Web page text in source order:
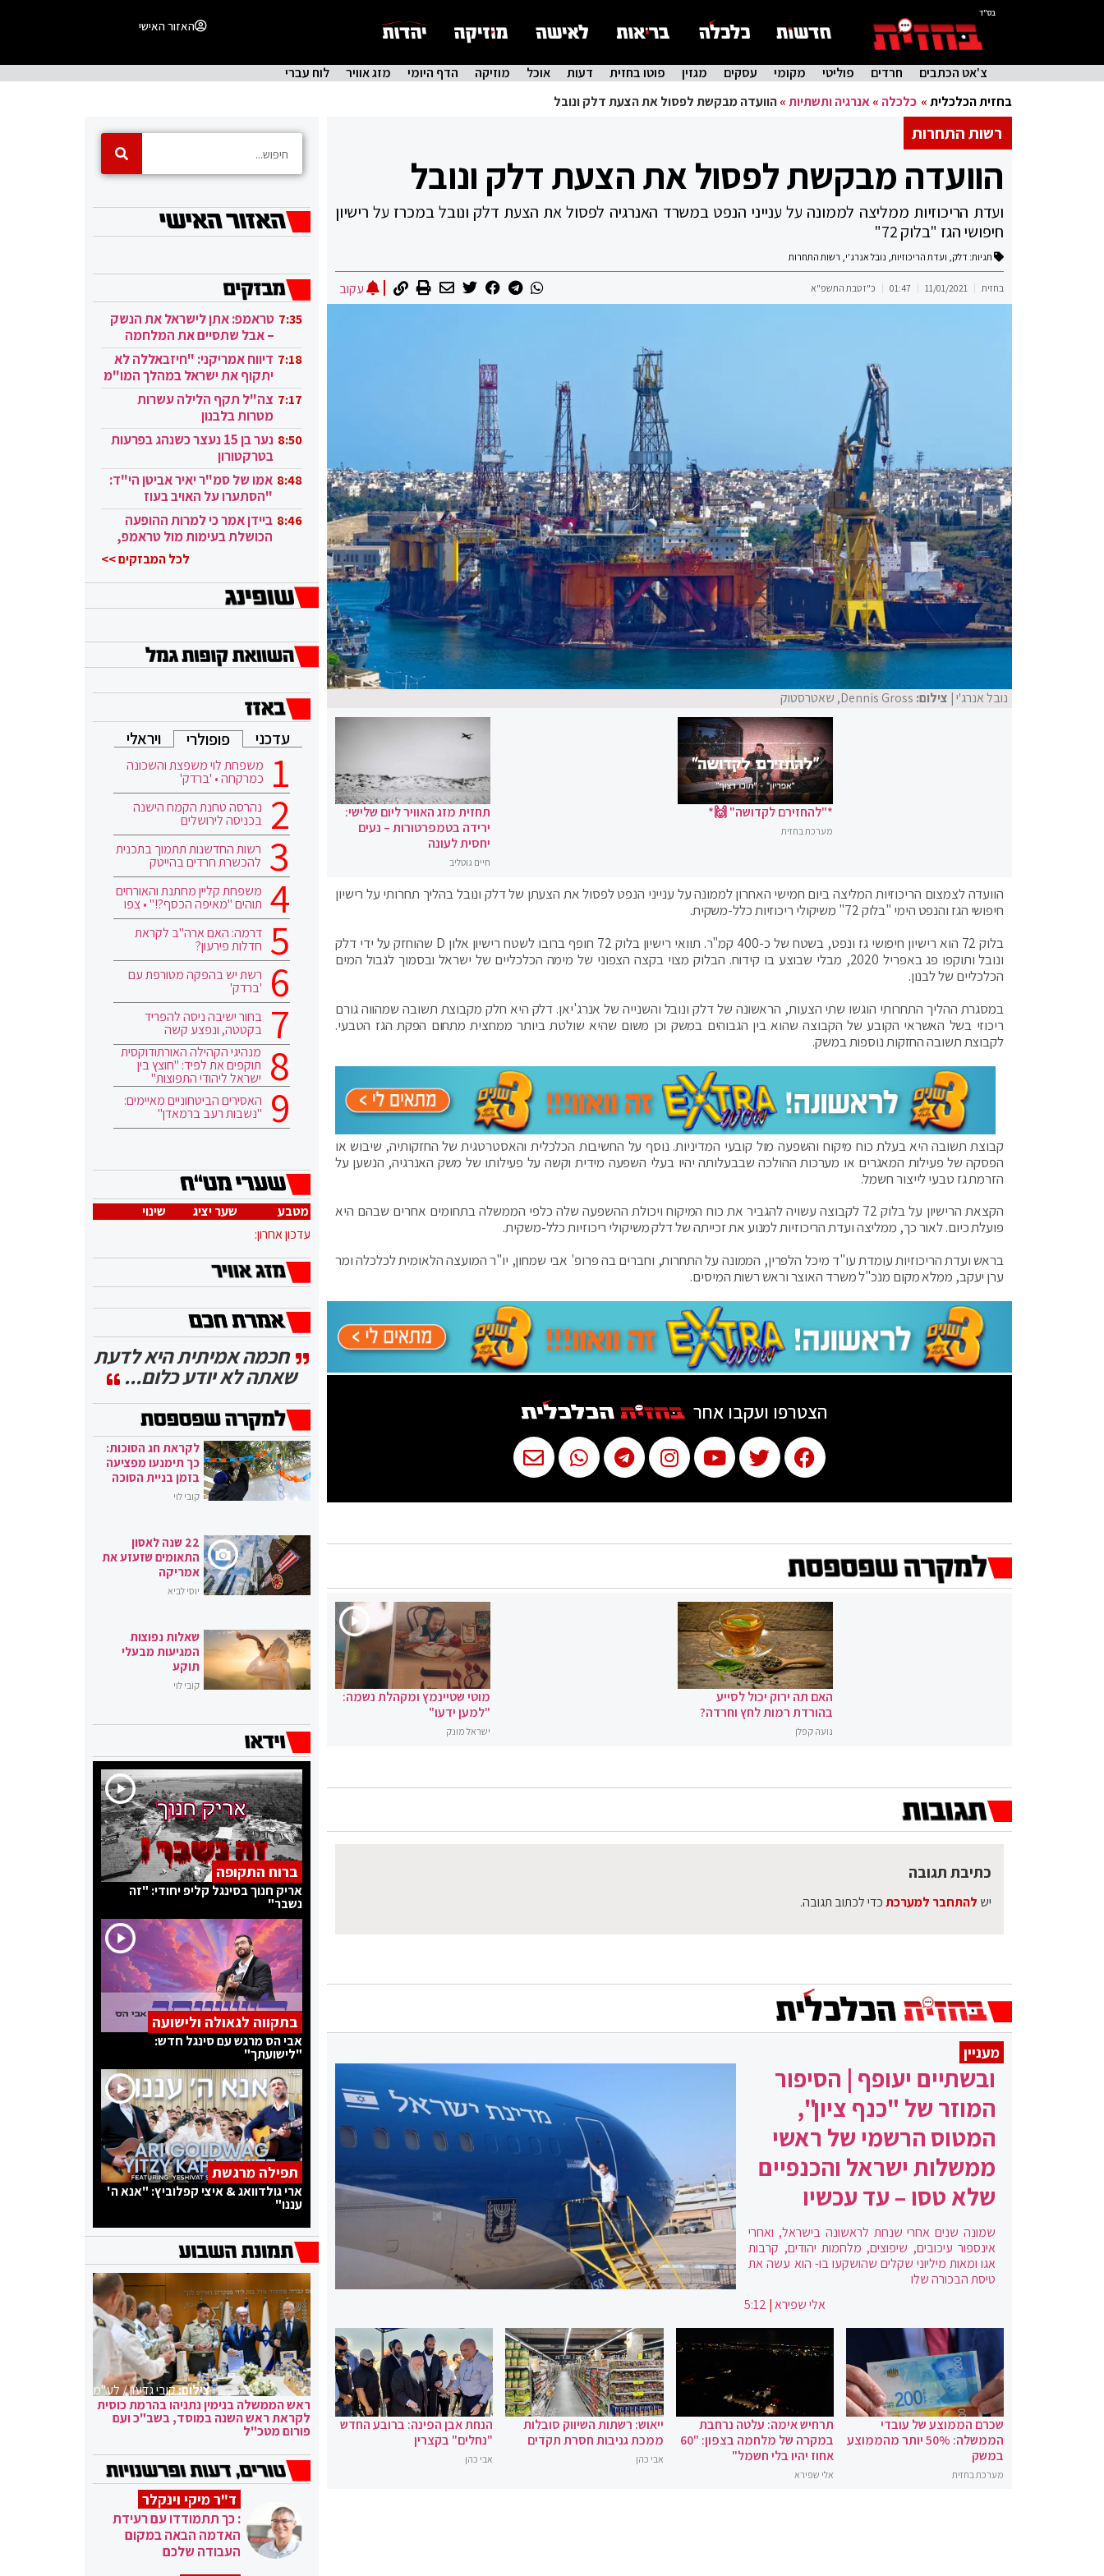
בס"ד
האזור האישי
צ'אט הכתבים חרדים פוליטי מקומי עסקים מגזין פוטו בחזית דעות אוכל מוזיקה הדף היומי מזג אוויר
לוח עברי
בחזית הכלכלית» כלכלה »אנרגיה ותשתיות»הוועדה מבקשת לפסול את הצעת דלק ונובל
רשות התחרות
הוועדה מבקשת לפסול את הצעת דלק ונובל
ועדת הריכוזיות ממליצה לממונה על ענייני הנפט במשרד האנרגיה לפסול את הצעת דלק ונובל במכרז על רישיון
חיפושי הגז "בלוק 72"
תגיות: דלק, ועדת הריכוזיות, נובל אנרג'י, רשות התחרות
בחזית 11/01/2021
01:47 כ"ז טבת התשפ"א עקוב
נובל אנרג'י| צילום: Dennis Gross, שאטרסטוק
*"להחזירם לקדושה" 🙌*
מערכת בחזית
תחזית מזג האוויר ליום שלישי:
ירידה בטמפרטורות – נעים
יחסית לעונה
חיים גוטליב
הוועדה לצמצום הריכוזיות המליצה ביום חמישי האחרון לממונה על ענייני הנפט לפסול את הצעתן של דלק ונובל בהליך תחרותי על רישיון
חיפושי הגז והנפט הימי "בלוק 72" משיקולי ריכוזיות כלל-משקית.
בלוק 72 הוא רישיון חיפושי גז ונפט, בשטח של כ-400 קמ"ר. תוואי רישיון בלוק 72 חופף ברובו לשטח רישיון אלון D שהוחזק על ידי דלק
ונובל ותוקפו פג באפריל 2020, מבלי שבוצע בו קידוח. הבלוק מצוי בקצה הצפוני של מימה הכלכליים של ישראל ובסמוך לגבול המים
הכלכליים של לבנון.
במסגרת ההליך התחרותי הוגשו שתי הצעות, הראשונה של דלק ונובל והשנייה של אנרג'יאן. דלק היא חלק מקבוצת תשובה שמהווה גורם
ריכוזי בשל האשראי הקובע של הקבוצה שהוא בין הגבוהים במשק וכן משום שהיא שולטת ביותר ממחצית מתחום הפקת הגז הטבעי.
לקבוצת תשובה החזקות נוספות במשק.
קבוצת תשובה היא בעלת כוח מיקוח והשפעה מול קובעי המדיניות. נוסף על החשיבות הכלכלית והאסטרטגית של החזקותיה, שיבוש או
הפסקה של פעילות המאגרים או מערכות ההולכה שבבעלותה יהיו בעלי השפעה מידית וקשה על פעילותו של משק האנרגיה, הנשען על
הזרמת גז טבעי לייצור חשמל.
הקצאת הרישיון על בלוק 72 לקבוצה עשויה להגביר את כוח המיקוח ויכולת ההשפעה שלה כלפי הממשלה בתחומים אחרים שבהם היא
פועלת כיום. לאור כך, ממליצה ועדת הריכוזיות למנוע את זכייתה של דלק משיקולי ריכוזיות כלל-משקית.
בראש ועדת הריכוזיות עומדת עו"ד מיכל הלפרין, הממונה על התחרות, וחברים בה פרופ' אבי שמחון, יו"ר המועצה הלאומית לכלכלה ומר
ערן יעקב, ממלא מקום מנכ"ל משרד האוצר וראש רשות המיסים.
הצטרפו ועקבו אחר
האם תה ירוק יכול לסייע
בהורדת רמות לחץ וחרדה?
נועה קפלן
מוטי שטיינמץ ומקהלת נשמה:
"למען ידעו"
ישראל מונק
כתיבת תגובה
יש להתחבר למערכתכדי לכתוב תגובה.
מעניין
ובשתיים יעופף | הסיפור
המוזר של "כנף ציון",
המטוס הרשמי של ראשי
ממשלות ישראל והכנפיים
שלא טסו – עד עכשיו
שמונה שנים אחרי שנחת לראשונה בישראל, ואחרי
אינספור עיכובים, שיפוצים, מלחמות יהודים, קרבות
אגו ומאות מיליוני שקלים שהושקעו בו- הוא עשה את
טיסת הבכורה שלו
אלי שפירא|
5:12
שכרם הממוצע של עובדי
הממשלה: 50% יותר מהממוצע
במשק
מערכת בחזית
תרחיש אימה: עלטה נרחבת
במקרה של מלחמה בצפון: "60
אחוז יהיו בלי חשמל"
אלי שפירא
ייאוש: רשתות השיווק סובלות
ממכת גניבות חסרת תקדים
אבי כהן
הנחת אבן הפינה: ברובע החדש
"נחלים" בקצרין
אבי כהן
7:35 טראמפ: אתן לישראל את הנשק
– אבל שתסיים את המלחמה
בעזה 7:18 דיווח אמריקני: "חיזבאללה לא
יתקוף את ישראל במהלך המו"מ
בקטאר" 7:17 צה"ל תקף הלילה עשרות
מטרות בלבנון
8:50
נער בן 15 נעצר כשנהג בפרעות
בטרקטורון
8:48 אמו של סמ"ר יאיר אביטן הי"ד:
"הסתערו על האויב בעוז
ובגבורה" 8:46 ביידן אמר כי למרות ההופעה
הכושלת בעימות מול טראמפ,
לכל המבזקים >>
עדכני פופולרי ויראלי
משפחת לוי משפצת והשכונה
כמרקחה • 'ברדק'
נהרסה טחנת הקמח הישנה
בכניסה לירושלים
רשות החדשנות תתמוך בתכנית
להכשרת חרדים בהייטק
משפחת קליין מחתנת והאורחים
תוהים "מאיפה הכסף?!" • צפו
דרמה: האם ארה"ב לקראת
חדלות פירעון?
רשת יש בהפקה מטורפת עם
'ברדק'
בחור ישיבה ניסה להפריד
בקטטה, ונפצע קשה
מנהיגי הקהילה האורתודוקסית
תוקפים את לפיד: "חוצץ בין
ישראל ליהודי התפוצות"
האסירים הביטחוניים מאיימים:
"נשבות רעב ברמאדן"
מטבע שער יציג
שינוי
עדכון אחרון:
חכמה אמיתית היא לדעת
שאתה לא יודע כלום...
לקראת חג הסוכות:
כך תימנעו מפציעה
בזמן בניית הסוכה
קובי לוי
22 שנה לאסון
התאומים שזעזע את
אמריקה
יוסי לביא
שאלות נפוצות
המגיעות מבעלי
תוקע
קובי לוי
ברוח התקופה
אריק חנוך בסינגל קליפ יחודי: "זה
נשבר"
בתקווה לגאולה ולישועה
אבי הס מרגש עם סינגל חדש:
"לישועתך"
תפילה מרגשת
ארי גולדוואג & איצי קפלוביץ: "אנא ה'
עננו"
צילום:קובי גדעון / לע"מ
ראש הממשלה בנימין נתניהו בהרמת כוסית
לקראת ראש השנה במוסד, בשב"כ ועם
פורום מטכ"ל
ד"ר מיקי וינקלר
: כך תתמודדו עם רעידת
האדמה הבאה במקום
העבודה שלכם